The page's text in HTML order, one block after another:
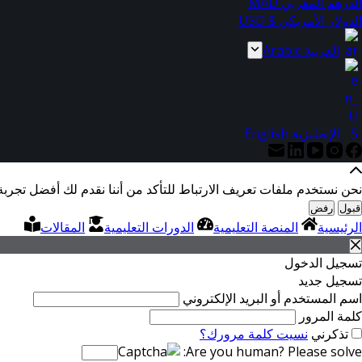
الدولار الأمريكي $ USD
العربية Arabic
الإنجليزية English
نحن نستخدم ملفات تعريف الارتباط للتأكد من أننا نقدم لك أفضل
قبول رفض
الرئيسية المنصة التعليمية الدورات التعليمية
المقالات
تسجيل الدخول
تسجيل جديد
اسم المستخدم أو البريد الإلكتروني
كلمة المرور
تذكرني نسيت كلمة مرورك؟
Are you human? Please solve: